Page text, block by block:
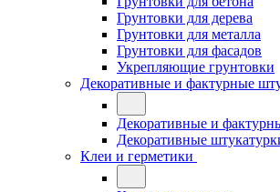
Грунтовки для дерева
Грунтовки для металла
Грунтовки для фасадов
Укрепляющие грунтовки
Декоративные и фактурные
Декоративные и
Декоративные
Клеи и герметики